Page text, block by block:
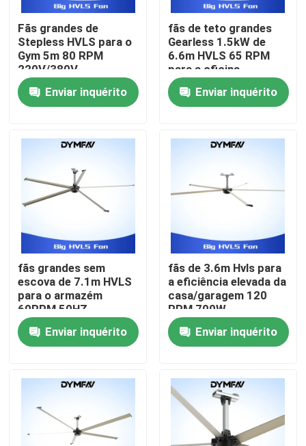
Casa
Produtos
Sobre nós
Excursão da fábrica
Contacte-nos
Peça umas citações
Fãs comerciais de HVLS
Fãs grandes de
Stepless HVLS para o
Gym 5m 80 RPM
220V/380V
Enviar inquérito
fãs de teto grandes
Gearless 1.5kW de
6.6m HVLS 65 RPM
para a oficina
Enviar inquérito
fãs grandes sem
escova de 7.1m HVLS
para o armazém
60RPM 50HZ
Enviar inquérito
fãs de 3.6m Hvls para
a eficiência elevada da
casa/garagem 120
RPM 700W
Enviar inquérito